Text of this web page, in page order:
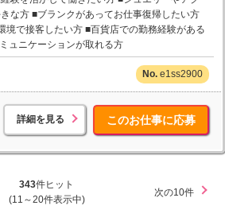
な方 ■ブランクがあってお仕事復帰したい方
境で接客したい方 ■百貨店での勤務経験がある
ュニケーションが取れる方
e1ss2900
詳細を見る このお仕事に応募
343件ヒット
(11～20件表示中)
次の10件